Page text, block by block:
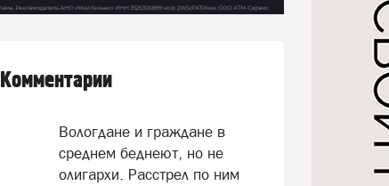
Комментарии
Вологдане и граждане в
среднем беднеют, но не
олигархи. Расстрел по ним